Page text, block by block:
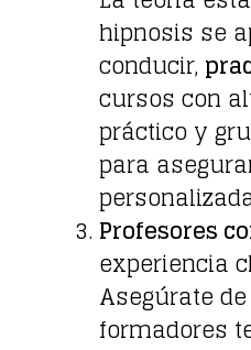
hipnosis se
conducir,
cursos con
práctico y
para
Profesores
experiencia
Asegúrate
formadores